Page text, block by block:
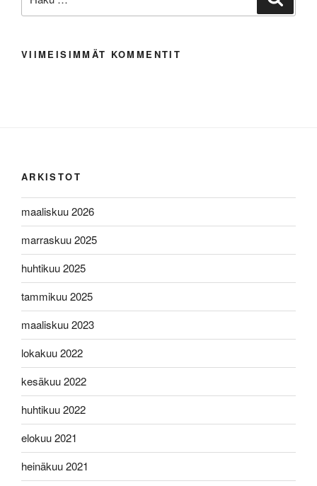
VIIMEISIMMÄT KOMMENTIT
ARKISTOT
maaliskuu 2026
marraskuu 2025
huhtikuu 2025
tammikuu 2025
maaliskuu 2023
lokakuu 2022
kesäkuu 2022
huhtikuu 2022
elokuu 2021
heinäkuu 2021